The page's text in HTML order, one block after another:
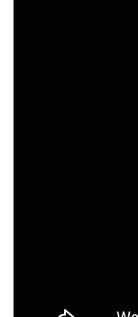
معظم الشخصيات